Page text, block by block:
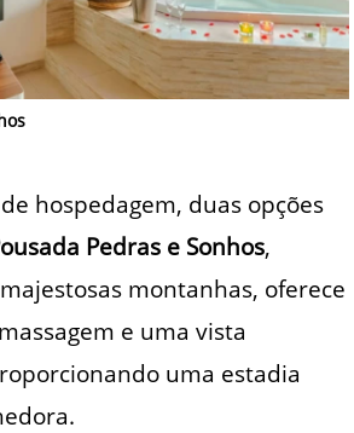
hospedagem, duas opções
Pedras e Sonhos,
montanhas, oferece
e uma vista
uma estadia